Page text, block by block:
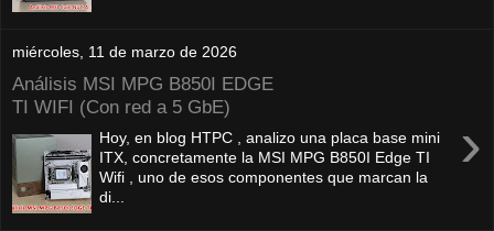
miércoles, 11 de marzo de 2026
Análisis MSI MPG B850I EDGE
TI WIFI (Con red a 5 GbE)
›
Hoy, en blog HTPC , analizo una placa base mini
ITX, concretamente la MSI MPG B850I Edge TI
Wifi , uno de esos componentes que marcan la
di...